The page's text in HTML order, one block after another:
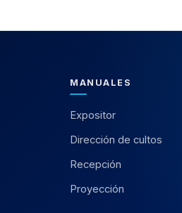
MANUALES
Expositor
Dirección de cultos
Recepción
Proyección